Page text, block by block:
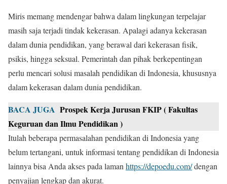
Miris memang mendengar bahwa dalam lingkungan terpelajar
masih saja terjadi tindak kekerasan. Apalagi adanya kekerasan
dalam dunia pendidikan, yang berawal dari kekerasan fisik,
psikis, hingga seksual. Pemerintah dan pihak berkepentingan
perlu mencari solusi masalah pendidikan di Indonesia, khususnya
dalam kekerasan dalam dunia pendidikan.
BACA JUGA Prospek Kerja Jurusan FKIP ( Fakultas
Keguruan dan Ilmu Pendidikan )
Itulah beberapa permasalahan pendidikan di Indonesia yang
belum tertangani, untuk informasi tentang pendidikan di Indonesia
lainnya bisa Anda akses pada laman https://depoedu.com/dengan
penyajian lengkap dan akurat.